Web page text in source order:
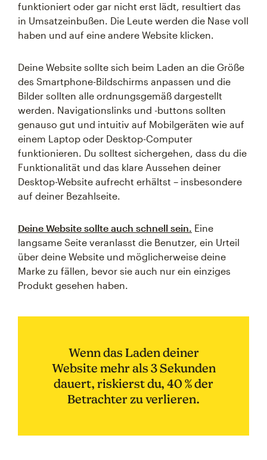
funktioniert oder gar nicht erst lädt, resultiert das
in Umsatzeinbußen. Die Leute werden die Nase voll
haben und auf eine andere Website klicken.
Deine Website sollte sich beim Laden an die Größe
des Smartphone-Bildschirms anpassen und die
Bilder sollten alle ordnungsgemäß dargestellt
werden. Navigationslinks und -buttons sollten
genauso gut und intuitiv auf Mobilgeräten wie auf
einem Laptop oder Desktop-Computer
funktionieren. Du solltest sichergehen, dass du die
Funktionalität und das klare Aussehen deiner
Desktop-Website aufrecht erhältst – insbesondere
auf deiner Bezahlseite.
Deine Website sollte auch schnell sein. Eine
langsame Seite veranlasst die Benutzer, ein Urteil
über deine Website und möglicherweise deine
Marke zu fällen, bevor sie auch nur ein einziges
Produkt gesehen haben.
Wenn das Laden deiner
Website mehr als 3 Sekunden
dauert, riskierst du, 40 % der
Betrachter zu verlieren.